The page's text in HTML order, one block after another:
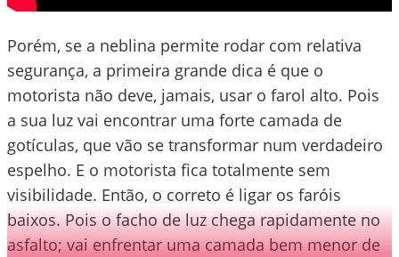
Porém, se a neblina permite rodar com relativa
segurança, a primeira grande dica é que o
motorista não deve, jamais, usar o farol alto. Pois
a sua luz vai encontrar uma forte camada de
gotículas, que vão se transformar num verdadeiro
espelho. E o motorista fica totalmente sem
visibilidade. Então, o correto é ligar os faróis
baixos. Pois o facho de luz chega rapidamente no
asfalto; vai enfrentar uma camada bem menor de